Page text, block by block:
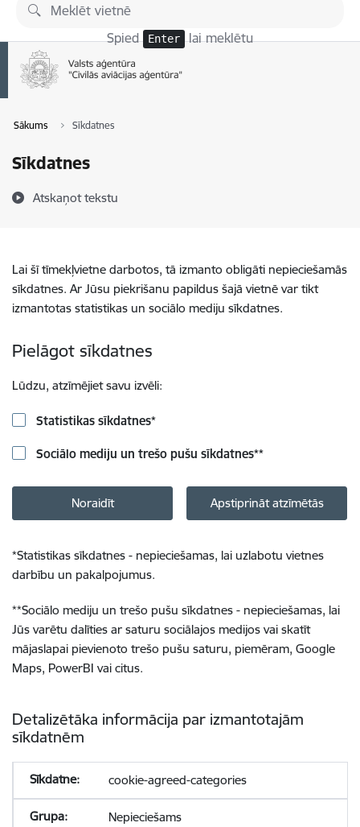
Pāriet uz lapas saturu
Spied Enter lai meklētu
Sākums Sīkdatnes
Sīkdatnes
Atskaņot tekstu
Lai šī tīmekļvietne darbotos, tā izmanto obligāti nepieciešamās
sīkdatnes. Ar Jūsu piekrišanu papildus šajā vietnē var tikt
izmantotas statistikas un sociālo mediju sīkdatnes.
Pielāgot sīkdatnes
Lūdzu, atzīmējiet savu izvēli:
Statistikas sīkdatnes*
Sociālo mediju un trešo pušu sīkdatnes**
Noraidīt Apstiprināt atzīmētās
*Statistikas sīkdatnes - nepieciešamas, lai uzlabotu vietnes
darbību un pakalpojumus.
**Sociālo mediju un trešo pušu sīkdatnes - nepieciešamas, lai
Jūs varētu dalīties ar saturu sociālajos medijos vai skatīt
mājaslapai pievienoto trešo pušu saturu, piemēram, Google
Maps, PowerBI vai citus.
Detalizētāka informācija par izmantotajām
sīkdatnēm
cookie-agreed-categories
Nepieciešams